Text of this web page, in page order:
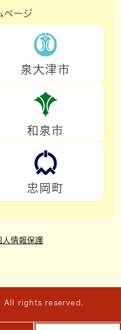
ページ
泉大津市
和泉市
忠岡町
人情報保護
All rights reserved.